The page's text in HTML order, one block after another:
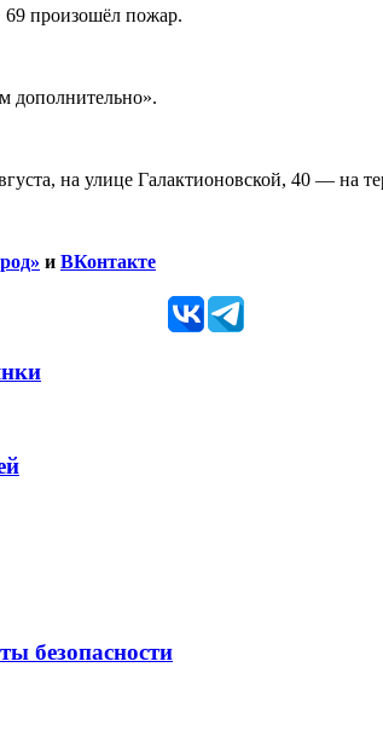
69 произошёл пожар.
дополнительно».
на улице Галактионовской, 40 — на
и ВКонтакте
безопасности